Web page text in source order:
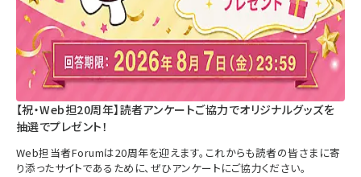
【祝・Web担20周年】読者アンケートご協力でオリジナルグッズを
抽選でプレゼント！
Web担当者Forumは20周年を迎えます。これからも読者の皆さまに寄
り添ったサイトであるために、ぜひアンケートにご協力ください。